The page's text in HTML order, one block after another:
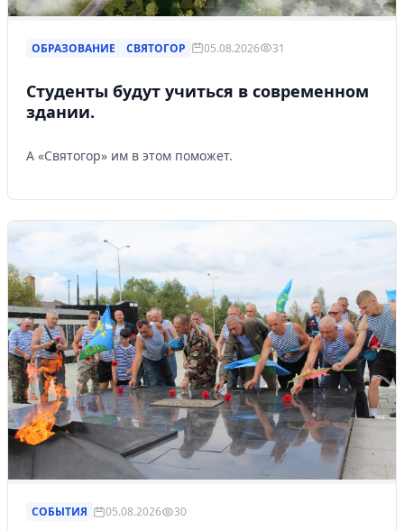
ОБРАЗОВАНИЕ СВЯТОГОР 05.08.2026 31
Студенты будут учиться в современном
здании.
А «Святогор» им в этом поможет.
СОБЫТИЯ 05.08.2026 30